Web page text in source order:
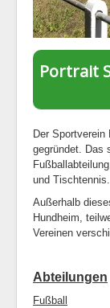
Portrait
Der
gegründet. Das
und Tischtennis.
Außerhalb
Hundheim,
Vereinen
Abteilungen
Fußball